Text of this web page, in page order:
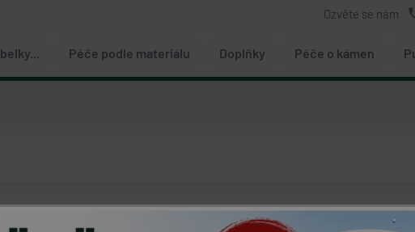
Ozvěte se nám
Péče podle materiálu Doplňky Péče o kámen